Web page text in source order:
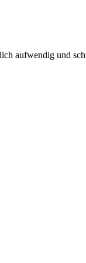
aufwendig und